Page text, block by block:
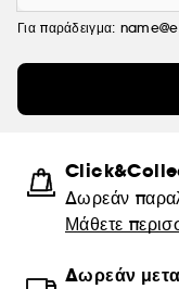
Για παράδειγμα:
Δωρεάν
Μάθετε
Δωρεάν